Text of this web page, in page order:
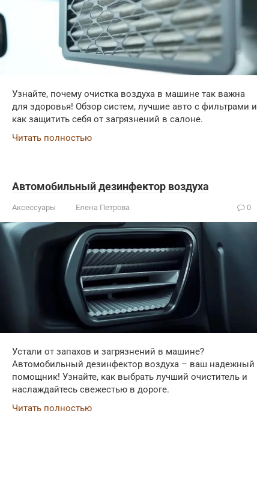
Узнайте, почему очистка воздуха в машине так важна
для здоровья! Обзор систем, лучшие авто с фильтрами и
как защитить себя от загрязнений в салоне.
Читать полностью
Автомобильный дезинфектор воздуха
Аксессуары Елена Петрова 0
Устали от запахов и загрязнений в машине?
Автомобильный дезинфектор воздуха – ваш надежный
помощник! Узнайте, как выбрать лучший очиститель и
наслаждайтесь свежестью в дороге.
Читать полностью